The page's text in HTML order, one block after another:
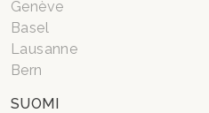
Genève
Basel
Lausanne
Bern
SUOMI